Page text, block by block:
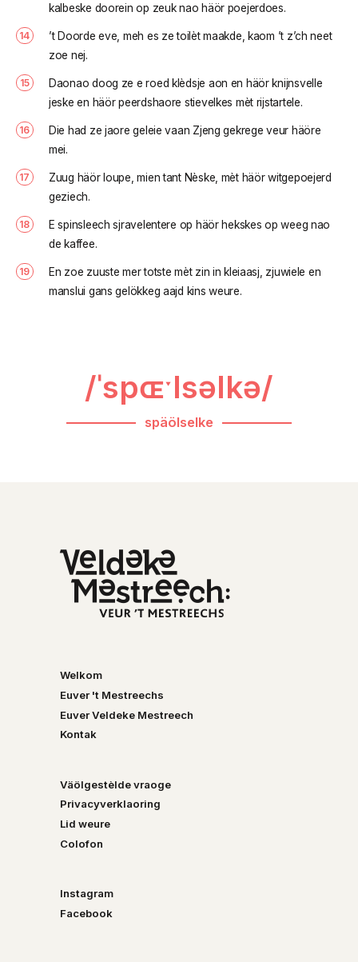
kalbeske doorein op zeuk nao häör poejerdoes.
’t Doorde eve, meh es ze toilèt maakde, kaom ’t z’ch neet
zoe nej.
Daonao doog ze e roed klèdsje aon en häör knijnsvelle
jeske en häör peerdshaore stievelkes mèt rijstartele.
Die had ze jaore geleie vaan Zjeng gekrege veur häöre
mei.
Zuug häör loupe, mien tant Nèske, mèt häör witgepoejerd
geziech.
E spinsleech sjravelentere op häör hekskes op weeg nao
de kaffee.
En zoe zuuste mer totste mèt zin in kleiaasj, zjuwiele en
manslui gans gelökkeg aajd kins weure.
/ˈspɶˑlsəlkə/
späölselke
Welkom
Euver 't Mestreechs
Euver Veldeke Mestreech
Kontak
Väölgestèlde vraoge
Privacyverklaoring
Lid weure
Colofon
Instagram
Facebook